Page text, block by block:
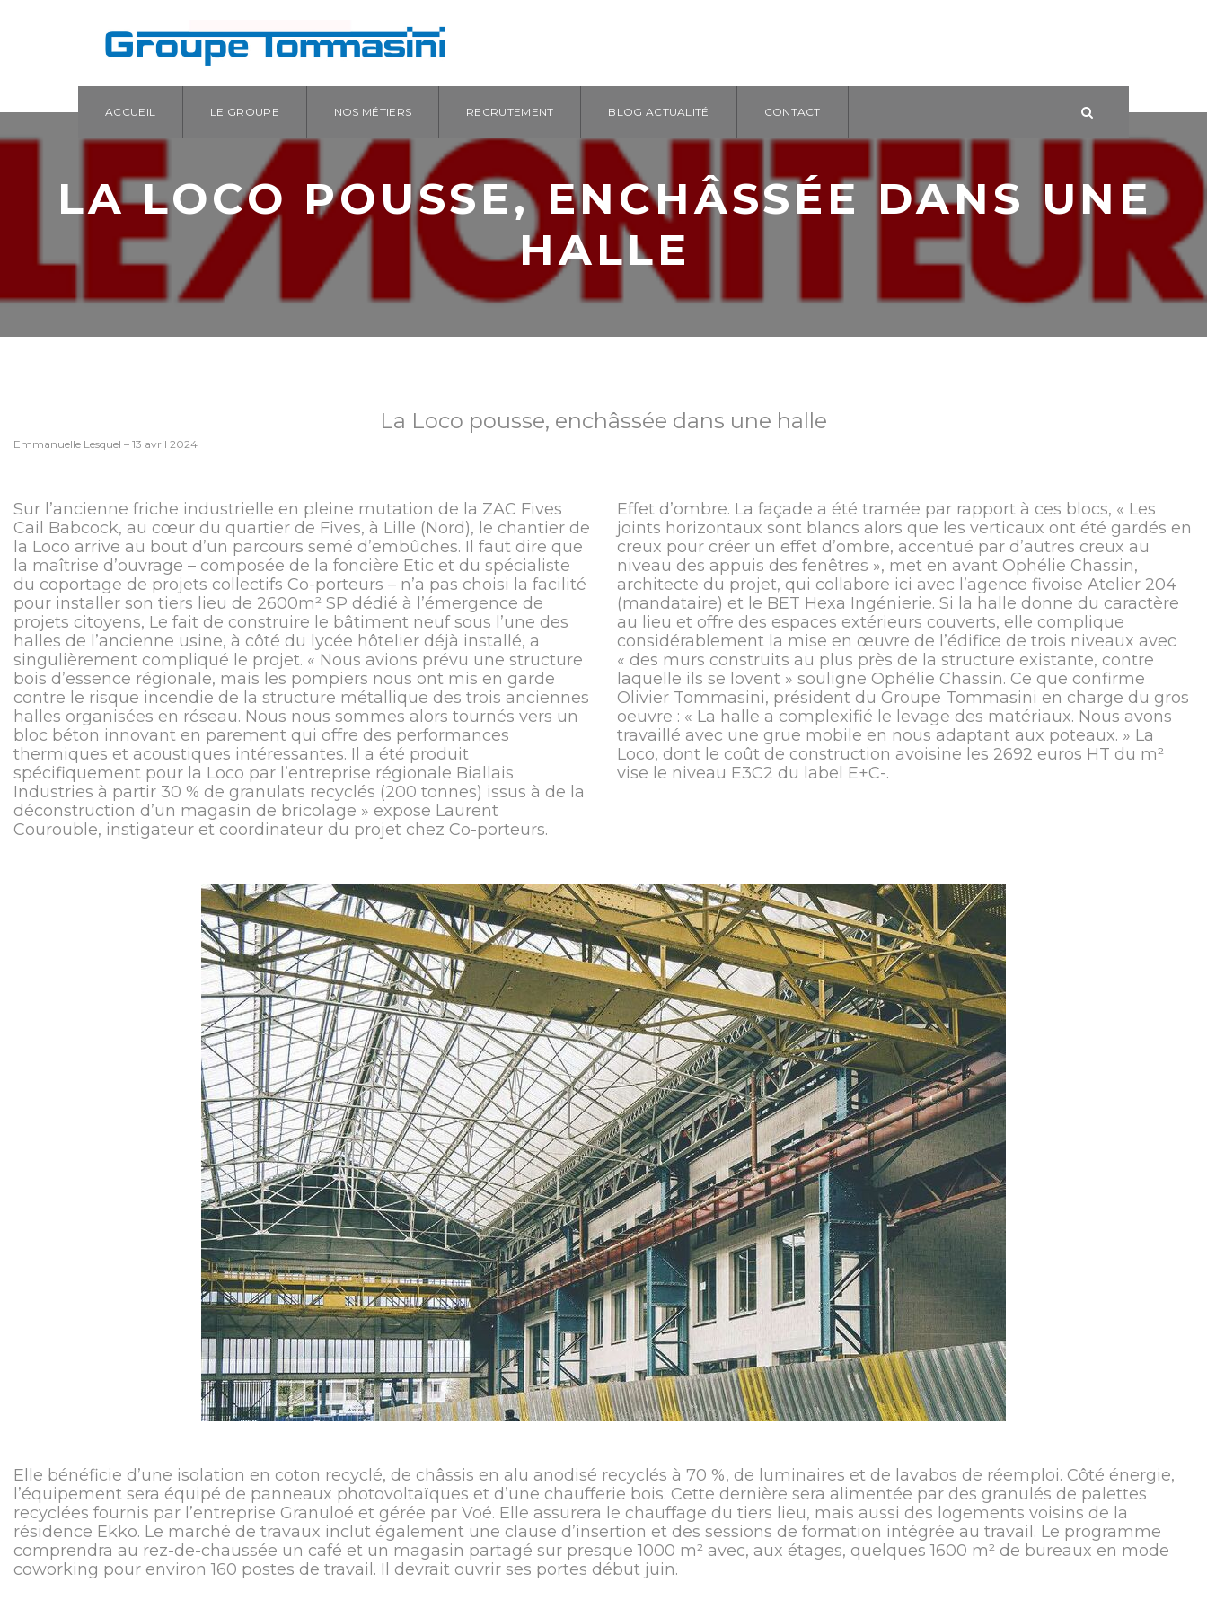
ACCUEIL LE GROUPE NOS MÉTIERS RECRUTEMENT BLOG ACTUALITÉ CONTACT
LA LOCO POUSSE, ENCHÂSSÉE DANS UNE
HALLE
La Loco pousse, enchâssée dans une halle
Emmanuelle Lesquel – 13 avril 2024
Sur l’ancienne friche industrielle en pleine mutation de la ZAC Fives
Cail Babcock, au cœur du quartier de Fives, à Lille (Nord), le chantier de
la Loco arrive au bout d’un parcours semé d’embûches. Il faut dire que
la maîtrise d’ouvrage – composée de la foncière Etic et du spécialiste
du coportage de projets collectifs Co-porteurs – n’a pas choisi la facilité
pour installer son tiers lieu de 2600m² SP dédié à l’émergence de
projets citoyens, Le fait de construire le bâtiment neuf sous l’une des
halles de l’ancienne usine, à côté du lycée hôtelier déjà installé, a
singulièrement compliqué le projet. « Nous avions prévu une structure
bois d’essence régionale, mais les pompiers nous ont mis en garde
contre le risque incendie de la structure métallique des trois anciennes
halles organisées en réseau. Nous nous sommes alors tournés vers un
bloc béton innovant en parement qui offre des performances
thermiques et acoustiques intéressantes. Il a été produit
spécifiquement pour la Loco par l’entreprise régionale Biallais
Industries à partir 30 % de granulats recyclés (200 tonnes) issus à de la
déconstruction d’un magasin de bricolage » expose Laurent
Courouble, instigateur et coordinateur du projet chez Co-porteurs.
Effet d’ombre. La façade a été tramée par rapport à ces blocs, « Les
joints horizontaux sont blancs alors que les verticaux ont été gardés en
creux pour créer un effet d’ombre, accentué par d’autres creux au
niveau des appuis des fenêtres », met en avant Ophélie Chassin,
architecte du projet, qui collabore ici avec l’agence fivoise Atelier 204
(mandataire) et le BET Hexa Ingénierie. Si la halle donne du caractère
au lieu et offre des espaces extérieurs couverts, elle complique
considérablement la mise en œuvre de l’édifice de trois niveaux avec
« des murs construits au plus près de la structure existante, contre
laquelle ils se lovent » souligne Ophélie Chassin. Ce que confirme
Olivier Tommasini, président du Groupe Tommasini en charge du gros
oeuvre : « La halle a complexifié le levage des matériaux. Nous avons
travaillé avec une grue mobile en nous adaptant aux poteaux. » La
Loco, dont le coût de construction avoisine les 2692 euros HT du m²
vise le niveau E3C2 du label E+C-.
Elle bénéficie d’une isolation en coton recyclé, de châssis en alu anodisé recyclés à 70 %, de luminaires et de lavabos de réemploi. Côté énergie,
l’équipement sera équipé de panneaux photovoltaïques et d’une chaufferie bois. Cette dernière sera alimentée par des granulés de palettes
recyclées fournis par l’entreprise Granuloé et gérée par Voé. Elle assurera le chauffage du tiers lieu, mais aussi des logements voisins de la
résidence Ekko. Le marché de travaux inclut également une clause d’insertion et des sessions de formation intégrée au travail. Le programme
comprendra au rez-de-chaussée un café et un magasin partagé sur presque 1000 m² avec, aux étages, quelques 1600 m² de bureaux en mode
coworking pour environ 160 postes de travail. Il devrait ouvrir ses portes début juin.